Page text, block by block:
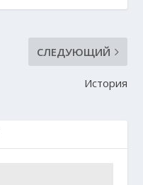
СЛЕДУЮЩИЙ
История